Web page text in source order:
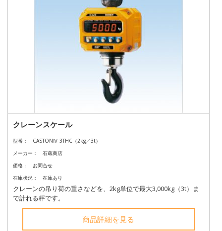
クレーンスケール
型番：
CASTONⅣ 3THC（2kg／3t）
メーカー：
石蔵商店
価格：
お問合せ
在庫状況：
在庫あり
クレーンの吊り荷の重さなどを、2kg単位で最大3,000kg（3t）ま
で計れる秤です。
商品詳細を見る